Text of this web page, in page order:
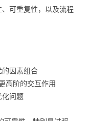
可重复性，以及流程
的因素组合
高阶的交互作用
化问题